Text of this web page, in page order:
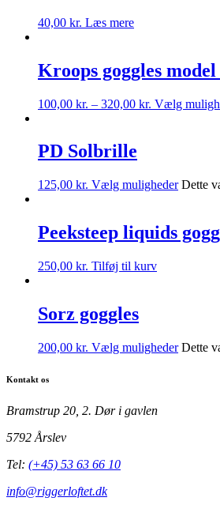
40,00 kr. Læs mere
Kroops goggles
100,00 kr. – 320,00 kr. Vælg
PD Solbrille
125,00 kr. Vælg muligheder Dette
Peeksteep liquids
250,00 kr. Tilføj til kurv
Sorz goggles
200,00 kr. Vælg muligheder Dette
Kontakt os
Bramstrup 20, 2. Dør i gavlen
5792 Årslev
Tel: (+45) 53 63 66 10
info@riggerloftet.dk